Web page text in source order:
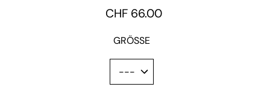
CHF 66.00
GRÖSSE